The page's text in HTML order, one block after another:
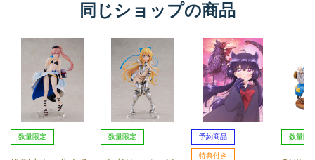
同じショップの商品
数量限定 数量限定 予約商品
特典付き
数量限